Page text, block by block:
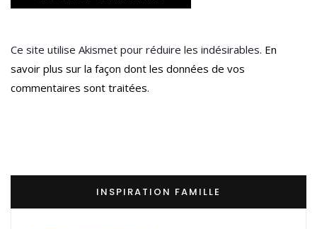
Ce site utilise Akismet pour réduire les indésirables. En
savoir plus sur la façon dont les données de vos
commentaires sont traitées.
INSPIRATION FAMILLE